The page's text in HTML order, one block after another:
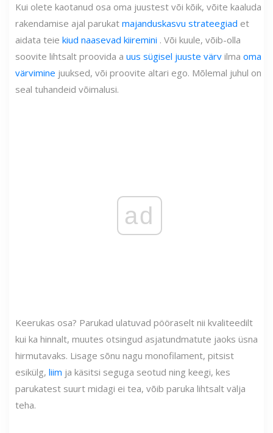
Kui olete kaotanud osa oma juustest või kõik, võite kaaluda
rakendamise ajal parukat majanduskasvu strateegiad et
aidata teie kiud naasevad kiiremini . Või kuule, võib-olla
soovite lihtsalt proovida a uus sügisel juuste värv ilma oma
värvimine juuksed, või proovite altari ego. Mõlemal juhul on
seal tuhandeid võimalusi.
ad
Keerukas osa? Parukad ulatuvad pööraselt nii kvaliteedilt
kui ka hinnalt, muutes otsingud asjatundmatute jaoks üsna
hirmutavaks. Lisage sõnu nagu monofilament, pitsist
esikülg, liim ja käsitsi seguga seotud ning keegi, kes
parukatest suurt midagi ei tea, võib paruka lihtsalt välja
teha.